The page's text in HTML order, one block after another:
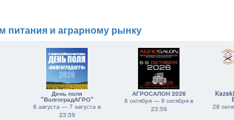
питания и аграрному рынку
День поля
"ВолгоградАГРО"
6 августа — 7 августа в
23:59
АГРОСАЛОН 2026
6 октября — 9 октября в
23:59
28